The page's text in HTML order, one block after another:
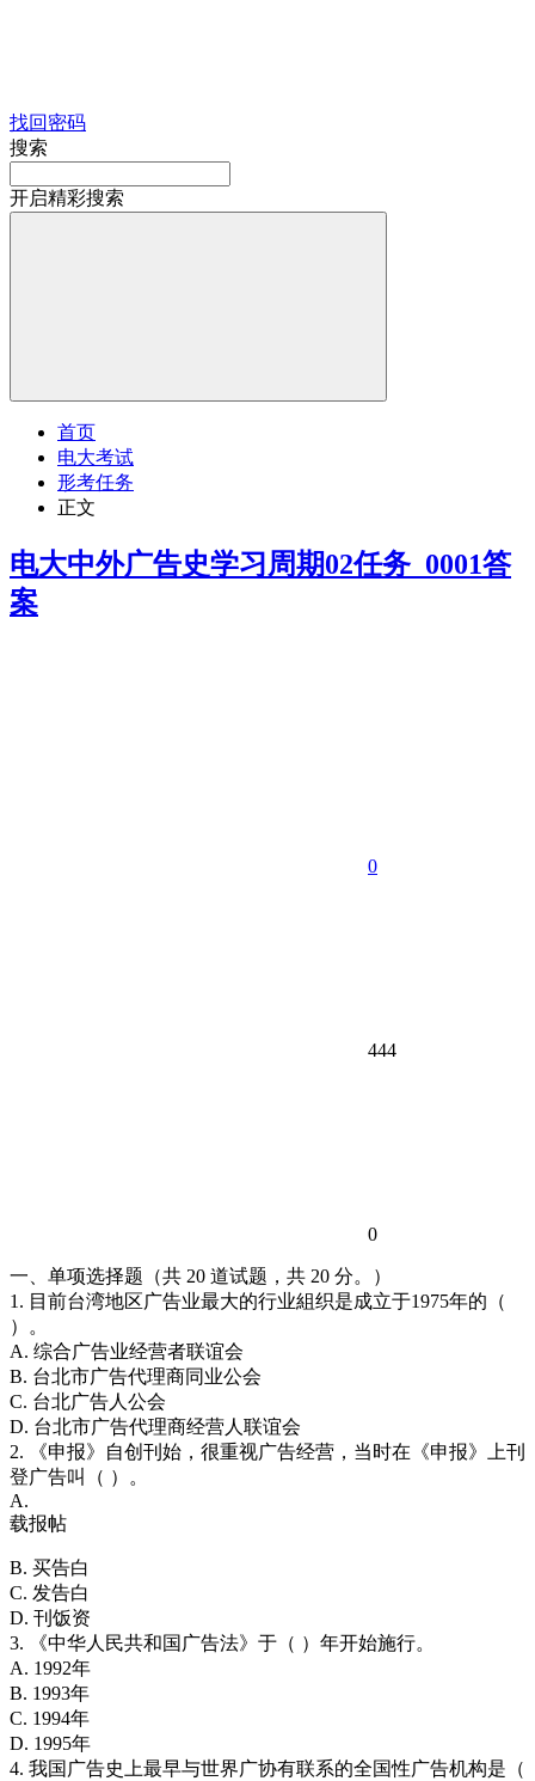
找回密码
搜索
开启精彩搜索
首页
电大考试
形考任务
正文
电大中外广告史学习周期02任务_0001答
案
0
444
0
一、单项选择题（共 20 道试题，共 20 分。）
1. 目前台湾地区广告业最大的行业組织是成立于1975年的（
）。
A. 综合广告业经营者联谊会
B. 台北市广告代理商同业公会
C. 台北广告人公会
D. 台北市广告代理商经营人联谊会
2. 《申报》自创刊始，很重视广告经营，当时在《申报》上刊
登广告叫（ ）。
A.
载报帖
B. 买告白
C. 发告白
D. 刊饭资
3. 《中华人民共和国广告法》于（ ）年开始施行。
A. 1992年
B. 1993年
C. 1994年
D. 1995年
4. 我国广告史上最早与世界广协有联系的全国性广告机构是（